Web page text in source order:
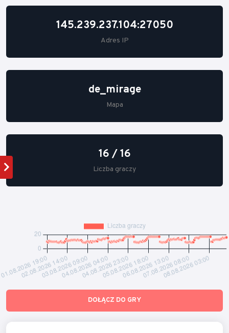
145.239.237.104:27050
Adres IP
de_mirage
Mapa
16 / 16
Liczba graczy
DOŁĄCZ DO GRY